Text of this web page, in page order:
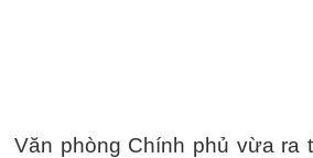
Văn phòng Chính phủ vừa ra